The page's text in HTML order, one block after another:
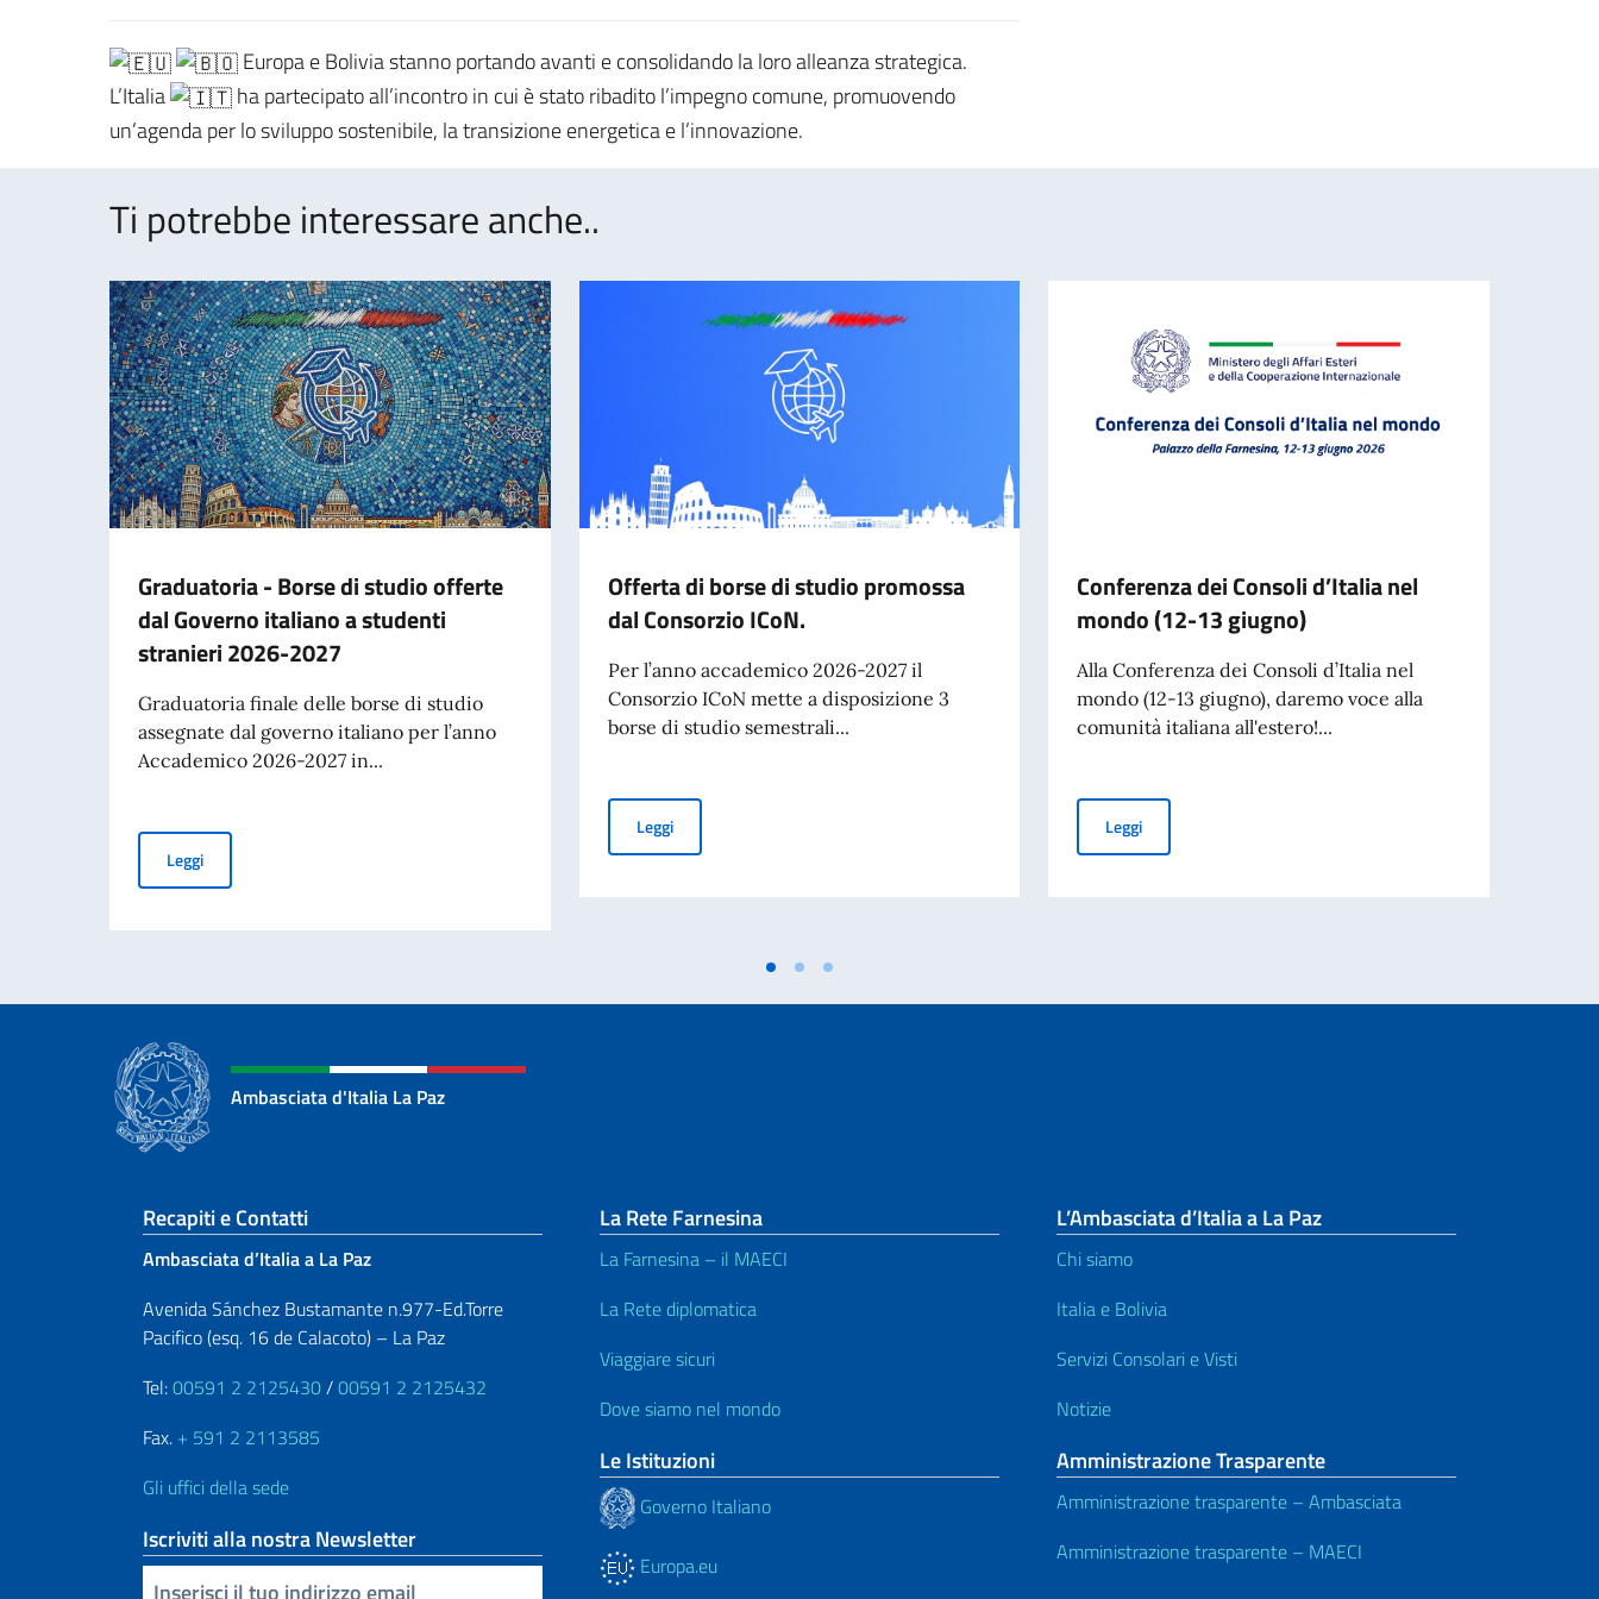
Europa e Bolivia stanno portando avanti e consolidando la loro alleanza strategica.
L’Italia
ha partecipato all’incontro in cui è stato ribadito l’impegno comune, promuovendo
un’agenda per lo sviluppo sostenibile, la transizione energetica e l’innovazione.
Ti potrebbe interessare anche..
Graduatoria - Borse di studio offerte
dal Governo italiano a studenti
stranieri 2026-2027
Graduatoria finale delle borse di studio
assegnate dal governo italiano per l’anno
Accademico 2026-2027 in...
LeggiGraduatoria - Borse di studio offerte dal Governo italiano a studenti stranieri 2026-2027
Offerta di borse di studio promossa
dal Consorzio ICoN.
Per l’anno accademico 2026-2027 il
Consorzio ICoN mette a disposizione 3
borse di studio semestrali...
LeggiOfferta di borse di studio promossa dal Consorzio ICoN.
Conferenza dei Consoli d’Italia nel
mondo (12-13 giugno)
Alla Conferenza dei Consoli d’Italia nel
mondo (12-13 giugno), daremo voce alla
comunità italiana all'estero!...
LeggiConferenza dei Consoli d’Italia nel mondo (12-13 giugno)
Ambasciata d'Italia La Paz
Sezione footer
Recapiti e Contatti
Ambasciata d’Italia a La Paz
Avenida Sánchez Bustamante n.977-Ed.Torre
Pacifico (esq. 16 de Calacoto) – La Paz
Tel:00591 2 2125430/00591 2 2125432
Fax. + 591 2 2113585
Gli uffici della sede
Iscriviti alla nostra Newsletter
Inserisci la tua email
La Rete Farnesina
La Farnesina – il MAECI
La Rete diplomatica
Viaggiare sicuri
Dove siamo nel mondo
Le Istituzioni
Governo Italiano
Europa.eu
L’Ambasciata d’Italia a La Paz
Chi siamo
Italia e Bolivia
Servizi Consolari e Visti
Notizie
Amministrazione Trasparente
Amministrazione trasparente – Ambasciata
Amministrazione trasparente – MAECI